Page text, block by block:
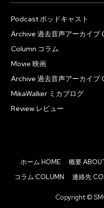
Podcast ポッドキャスト
Archive 過去音声アーカイブ
Column コラム
Movie 映画
Archive 過去音声アーカイブ
MikaWalker ミカブログ
Review レビュー
ホーム HOME 概要
コラム COLUMN
連絡先
Copyright ©